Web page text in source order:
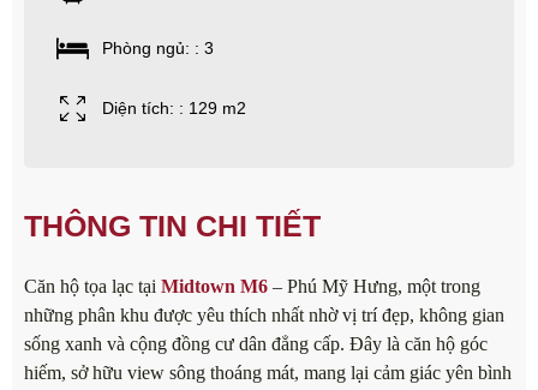
Phòng ngủ: : 3
Diện tích: : 129 m2
THÔNG TIN CHI TIẾT
Căn hộ tọa lạc tại Midtown M6 – Phú Mỹ Hưng, một trong
những phân khu được yêu thích nhất nhờ vị trí đẹp, không gian
sống xanh và cộng đồng cư dân đẳng cấp. Đây là căn hộ góc
hiếm, sở hữu view sông thoáng mát, mang lại cảm giác yên bình